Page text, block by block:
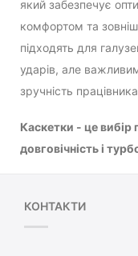
який забезпечує
комфортом та
підходять для
ударів, але
зручність
Каскетки - це вибір
довговічність і
КОНТАКТИ